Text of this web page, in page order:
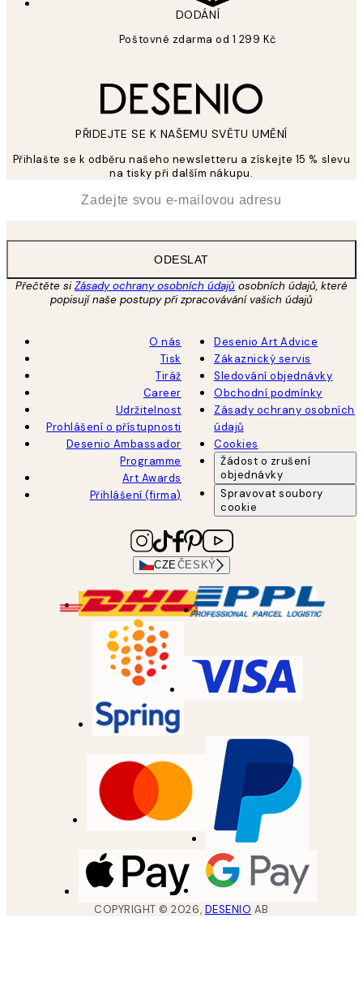
DODÁNÍ
Poštovné zdarma od 1 299 Kč
PŘIDEJTE SE K NAŠEMU SVĚTU UMĚNÍ
Přihlašte se k odběru našeho newsletteru a získejte 15 % slevu
na tisky při dalším nákupu.
ODESLAT
Přečtěte siZásady ochrany osobních údajů osobních údajů, které
popisují naše postupy při zpracovávání vašich údajů
O nás
Tisk
Tiráž
Career
Udržitelnost
Prohlášení o přístupnosti
Desenio Ambassador
Programme
Art Awards
Přihlášení (firma)
Desenio Art Advice
Zákaznický servis
Sledování objednávky
Obchodní podmínky
Zásady ochrany osobních
údajů
Cookies
Žádost o zrušení
objednávky
Spravovat soubory
cookie
CZEČESKÝ
COPYRIGHT ©2026, DESENIO AB